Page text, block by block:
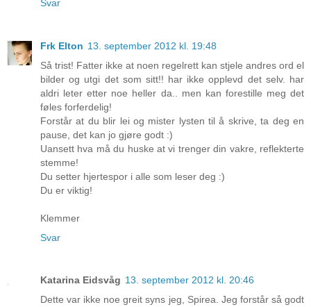
Svar
Frk Elton 13. september 2012 kl. 19:48
Så trist! Fatter ikke at noen regelrett kan stjele andres ord el
bilder og utgi det som sitt!! har ikke opplevd det selv. har
aldri leter etter noe heller da.. men kan forestille meg det
føles forferdelig!
Forstår at du blir lei og mister lysten til å skrive, ta deg en
pause, det kan jo gjøre godt :)
Uansett hva må du huske at vi trenger din vakre, reflekterte
stemme!
Du setter hjertespor i alle som leser deg :)
Du er viktig!
Klemmer
Svar
Katarina Eidsvåg 13. september 2012 kl. 20:46
Dette var ikke noe greit syns jeg, Spirea. Jeg forstår så godt